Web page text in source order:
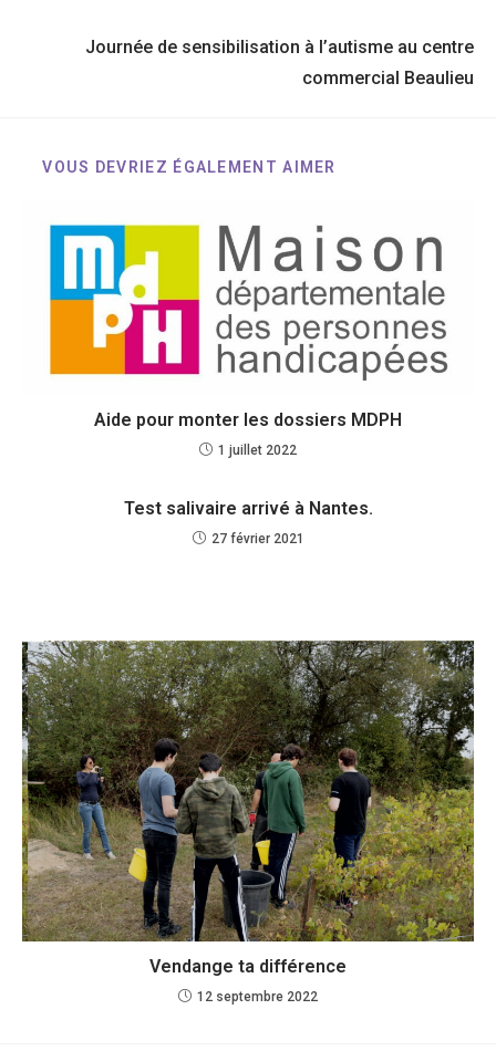
Journée de sensibilisation à l’autisme au centre
commercial Beaulieu
VOUS DEVRIEZ ÉGALEMENT AIMER
Aide pour monter les dossiers MDPH
1 juillet 2022
Test salivaire arrivé à Nantes.
27 février 2021
Vendange ta différence
12 septembre 2022